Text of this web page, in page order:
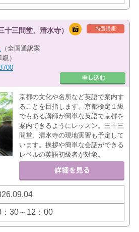
特選講座
三間堂、清水寺）
（全国通訳案
）
京都の文化や名所など英語で案内す
ることを目指します。京都検定１級
でもある講師が簡単な英語で京都を
案内できるようにレッスン。三十三
間堂、清水寺の現地実習も予定して
います。挨拶や簡単な会話ができる
レベルの英語初級者が対象。
：30～12：00